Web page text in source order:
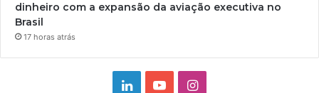
dinheiro com a expansão da aviação executiva no
Brasil
17 horas atrás
LinkedinYouTubeInstagram